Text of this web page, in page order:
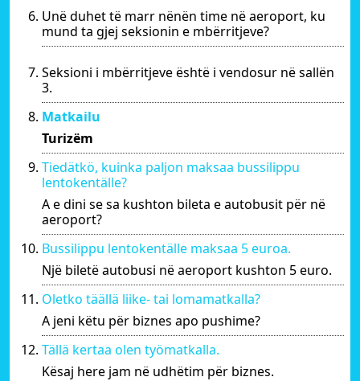
Unë duhet të marr nënën time në aeroport, ku
mund ta gjej seksionin e mbërritjeve?
Seksioni i mbërritjeve është i vendosur në sallën
3.
Matkailu
Turizëm
Tiedätkö, kuinka paljon maksaa bussilippu
lentokentälle?
A e dini se sa kushton bileta e autobusit për në
aeroport?
Bussilippu lentokentälle maksaa 5 euroa.
Një biletë autobusi në aeroport kushton 5 euro.
Oletko täällä liike- tai lomamatkalla?
A jeni këtu për biznes apo pushime?
Tällä kertaa olen työmatkalla.
Kësaj here jam në udhëtim për biznes.